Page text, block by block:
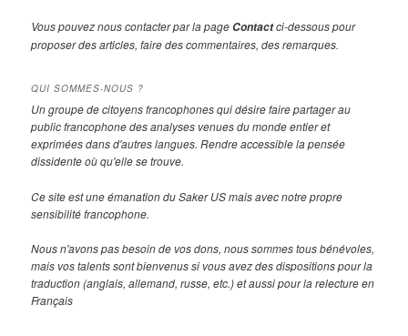
Vous pouvez nous contacter par la page Contactci-dessous pour
proposer des articles, faire des commentaires, des remarques.
QUI SOMMES-NOUS ?
Un groupe de citoyens francophones qui désire faire partager au
public francophone des analyses venues du monde entier et
exprimées dans d'autres langues. Rendre accessible la pensée
dissidente où qu'elle se trouve.
Ce site est une émanation du Saker US mais avec notre propre
sensibilité francophone.
Nous n'avons pas besoin de vos dons, nous sommes tous bénévoles,
mais vos talents sont bienvenus si vous avez des dispositions pour la
traduction (anglais, allemand, russe, etc.) et aussi pour la relecture en
Français